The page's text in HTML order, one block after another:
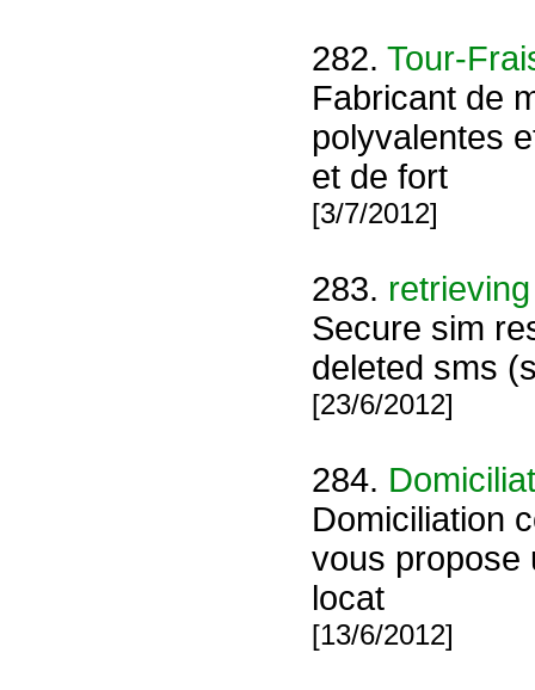
282. Tour-
Fabricant de
polyvalentes
et de fort
[3/7/2012]
283.
Secure sim
deleted sms
[23/6/2012]
284.
Domiciliation
vous propose
locat
[13/6/2012]